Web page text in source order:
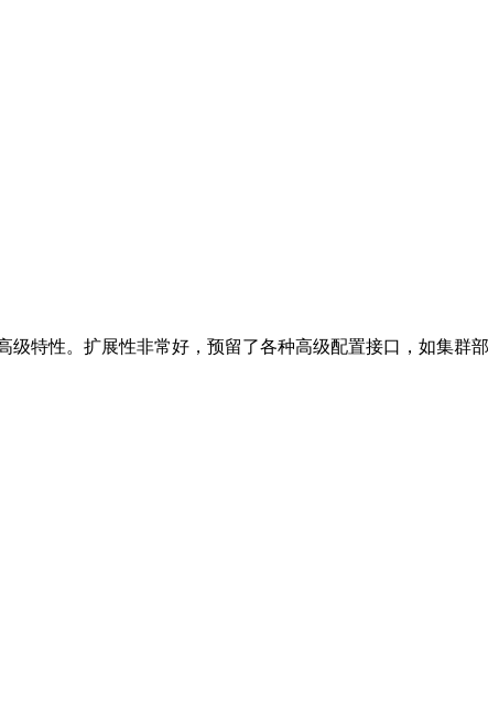
级特性。扩展性非常好，预留了各种高级配置接口，如集群部